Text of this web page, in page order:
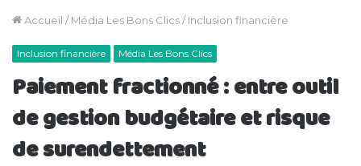
Accueil / Média Les Bons Clics/ Inclusion financière
Inclusion financière Média Les Bons Clics
Paiement fractionné : entre outil
de gestion budgétaire et risque
de surendettement